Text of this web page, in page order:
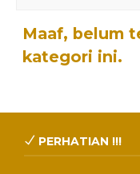
Maaf, belum
kategori ini.
PERHATIAN !!!